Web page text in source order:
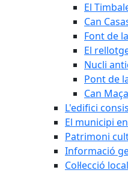
El
Can
Font de
El
Nucli
Pont de
Can
L'edifici
El municipi
Patrimoni
Informació
Col·lecció